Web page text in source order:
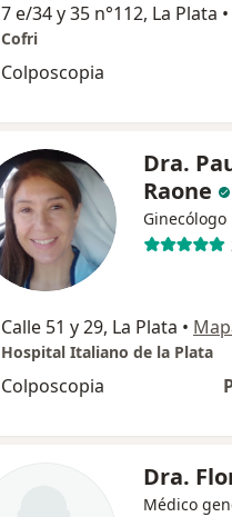
7 e/34 y 35 n°112, La Plata •
Cofri
Colposcopia
Dra.
Raone
Ginecólogo
Calle 51 y 29, La Plata •
Hospital Italiano de la Plata
Colposcopia
Dra.
Médico